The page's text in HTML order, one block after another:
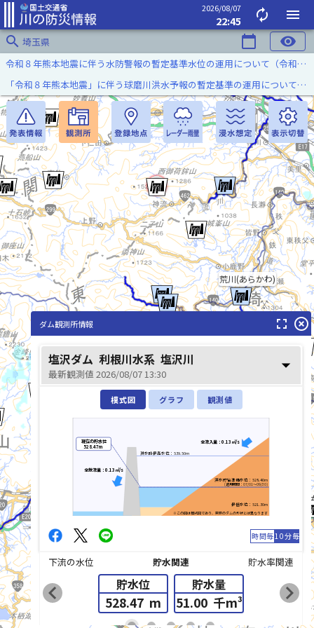
2026/08/07
22:45 autorenew
menu
search 埼玉県 calendar_today visibility
荒川(あらかわ)
多摩川(たまがわ)
相模川(さが
令和８年熊本地震に伴う水防警報の暫定基準水位の運用について（令和８年８月７日）
「令和８年熊本地震」に伴う球磨川洪水予報の暫定基準の運用について（令和８年８月５日）
list_alt
ダム観測所情報 fullscreen highlight_off
塩沢ダム 利根川水系 塩沢川
最新観測値 2026/08/07 13:30 arrow_drop_down
模式図 グラフ 観測値
※この図は模式図であり、実際のダムの形状とは異なります
洪水時最高水位：539.50m
洪水貯留準備水位：528.40m
(適用期間：07/01～09/30)
最低水位：521.30m
現在の貯水位
528.47m
全流入量：0.13㎥/s
全放流量：0.13㎥/s
時間毎10分毎
下流の水位 貯水関連 貯水率関連
貯水位
528.47 m
貯水量
51.00 千m³
chevron_left chevron_right